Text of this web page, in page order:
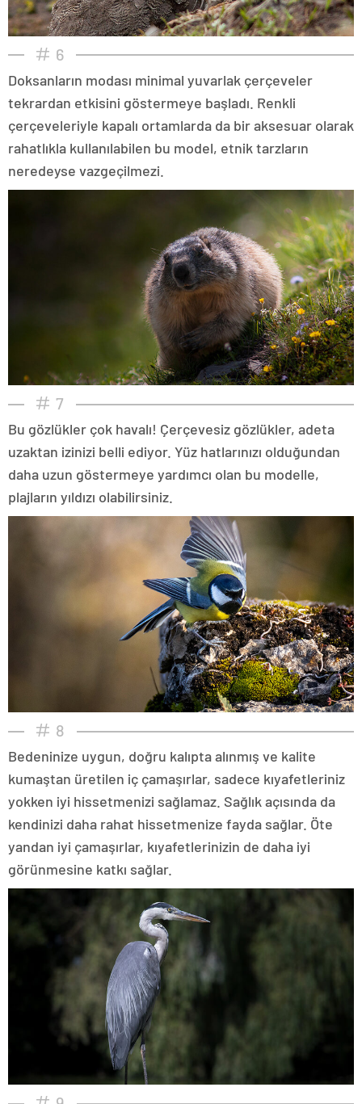
6
Doksanların modası minimal yuvarlak çerçeveler
tekrardan etkisini göstermeye başladı. Renkli
çerçeveleriyle kapalı ortamlarda da bir aksesuar olarak
rahatlıkla kullanılabilen bu model, etnik tarzların
neredeyse vazgeçilmezi.
7
Bu gözlükler çok havalı! Çerçevesiz gözlükler, adeta
uzaktan izinizi belli ediyor. Yüz hatlarınızı olduğundan
daha uzun göstermeye yardımcı olan bu modelle,
plajların yıldızı olabilirsiniz.
8
Bedeninize uygun, doğru kalıpta alınmış ve kalite
kumaştan üretilen iç çamaşırlar, sadece kıyafetleriniz
yokken iyi hissetmenizi sağlamaz. Sağlık açısında da
kendinizi daha rahat hissetmenize fayda sağlar. Öte
yandan iyi çamaşırlar, kıyafetlerinizin de daha iyi
görünmesine katkı sağlar.